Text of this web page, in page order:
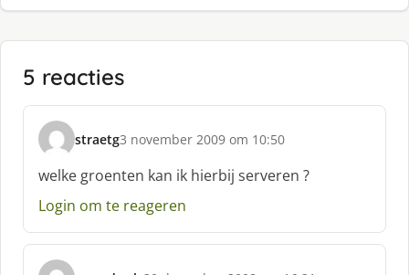
5 reacties
straetg
s
h
r
e
f
3 november 2009 om 10:50
welke groenten kan ik hierbij serveren ?
Login om te reageren